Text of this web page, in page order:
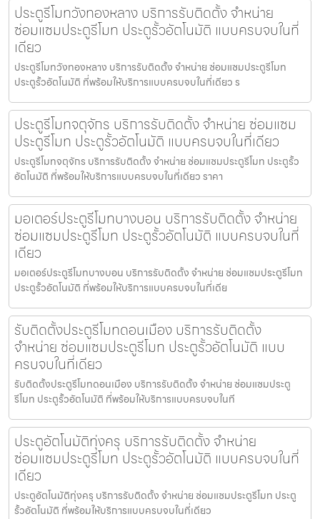
ประตูรีโมทวังทองหลาง บริการรับติดตั้ง จำหน่าย
ซ่อมแซมประตูรีโมท ประตูรั้วอัตโนมัติ แบบครบจบในที่
เดียว
ประตูรีโมทวังทองหลาง บริการรับติดตั้ง จำหน่าย ซ่อมแซมประตูรีโมท
ประตูรั้วอัตโนมัติ ที่พร้อมให้บริการแบบครบจบในที่เดียว ร
ประตูรีโมทจตุจักร บริการรับติดตั้ง จำหน่าย ซ่อมแซม
ประตูรีโมท ประตูรั้วอัตโนมัติ แบบครบจบในที่เดียว
ประตูรีโมทจตุจักร บริการรับติดตั้ง จำหน่าย ซ่อมแซมประตูรีโมท ประตูรั้ว
อัตโนมัติ ที่พร้อมให้บริการแบบครบจบในที่เดียว ราคา
มอเตอร์ประตูรีโมทบางบอน บริการรับติดตั้ง จำหน่าย
ซ่อมแซมประตูรีโมท ประตูรั้วอัตโนมัติ แบบครบจบในที่
เดียว
มอเตอร์ประตูรีโมทบางบอน บริการรับติดตั้ง จำหน่าย ซ่อมแซมประตูรีโมท
ประตูรั้วอัตโนมัติ ที่พร้อมให้บริการแบบครบจบในที่เดีย
รับติดตั้งประตูรีโมทดอนเมือง บริการรับติดตั้ง
จำหน่าย ซ่อมแซมประตูรีโมท ประตูรั้วอัตโนมัติ แบบ
ครบจบในที่เดียว
รับติดตั้งประตูรีโมทดอนเมือง บริการรับติดตั้ง จำหน่าย ซ่อมแซมประตู
รีโมท ประตูรั้วอัตโนมัติ ที่พร้อมให้บริการแบบครบจบในที
ประตูอัตโนมัติทุ่งครุ บริการรับติดตั้ง จำหน่าย
ซ่อมแซมประตูรีโมท ประตูรั้วอัตโนมัติ แบบครบจบในที่
เดียว
ประตูอัตโนมัติทุ่งครุ บริการรับติดตั้ง จำหน่าย ซ่อมแซมประตูรีโมท ประตู
รั้วอัตโนมัติ ที่พร้อมให้บริการแบบครบจบในที่เดียว